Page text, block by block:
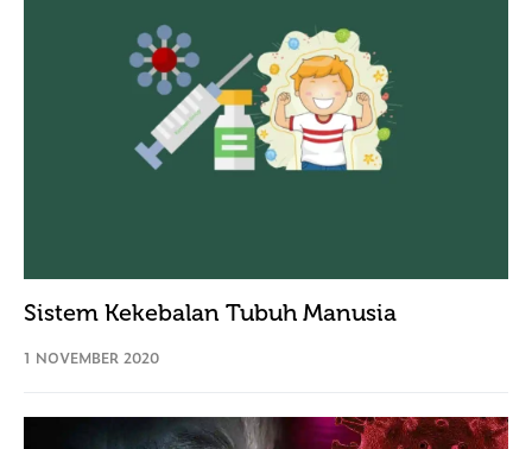
Sistem Kekebalan Tubuh Manusia
1 NOVEMBER 2020